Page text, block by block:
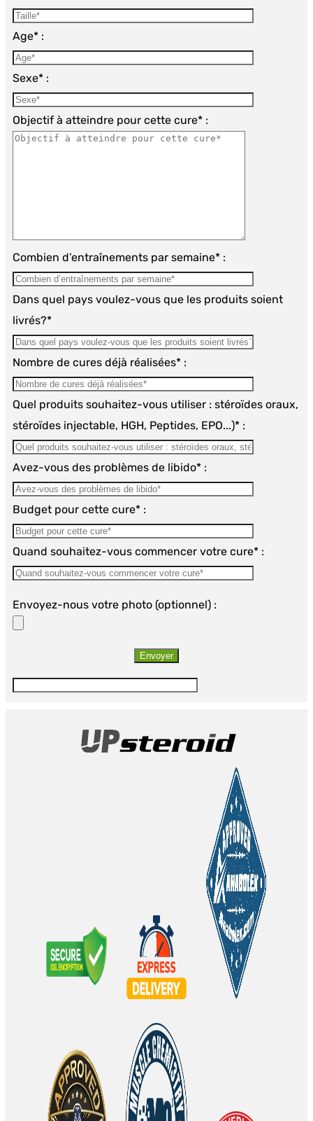
Age* :
Sexe* :
Objectif à atteindre pour cette cure* :
Combien d’entraînements par semaine* :
Dans quel pays voulez-vous que les produits soient
livrés?*
Nombre de cures déjà réalisées* :
Quel produits souhaitez-vous utiliser : stéroïdes oraux,
stéroïdes injectable, HGH, Peptides, EPO...)* :
Avez-vous des problèmes de libido* :
Budget pour cette cure* :
Quand souhaitez-vous commencer votre cure* :
Envoyez-nous votre photo (optionnel) :